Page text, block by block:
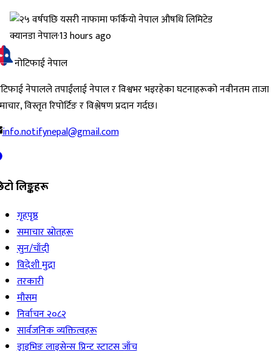
क्यानडा नेपाल·13 hours ago
नोटिफाई नेपाल
नेपालले तपाईंलाई नेपाल र विश्वभर भइरहेका घटनाहरूको नवीनतम ताजा
विस्तृत रिपोर्टिङ र विश्लेषण प्रदान गर्दछ।
info.notifynepal@gmail.com
लिङ्कहरू
गृहपृष्ठ
समाचार स्रोतहरू
सुन/चाँदी
विदेशी मुद्रा
तरकारी
मौसम
निर्वाचन २०८२
सार्वजनिक व्यक्तित्वहरू
ड्राइभिङ लाइसेन्स प्रिन्ट स्टाटस जाँच